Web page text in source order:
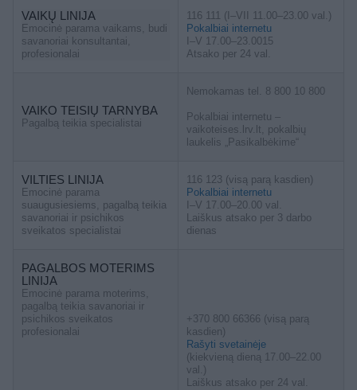
VAIKŲ LINIJA
Emocinė parama vaikams, budi
savanoriai konsultantai,
profesionalai
116 111 (I–VII 11.00–23.00 val.)
Pokalbiai internetu
I–V 17.00–23.0015
Atsako per 24 val.
VAIKO TEISIŲ TARNYBA
Pagalbą teikia specialistai
Nemokamas tel. 8 800 10 800
Pokalbiai internetu –
vaikoteises.lrv.lt, pokalbių
laukelis „Pasikalbėkime“
VILTIES LINIJA
Emocinė parama
suaugusiesiems, pagalbą teikia
savanoriai ir psichikos
sveikatos specialistai
116 123 (visą parą kasdien)
Pokalbiai internetu
I–V 17.00–20.00 val.
Laiškus atsako per 3 darbo
dienas
PAGALBOS MOTERIMS
LINIJA
Emocinė parama moterims,
pagalbą teikia savanoriai ir
psichikos sveikatos
profesionalai
+370 800 66366 (visą parą
kasdien)
Rašyti svetainėje
(kiekvieną dieną 17.00–22.00
val.)
Laiškus atsako per 24 val.